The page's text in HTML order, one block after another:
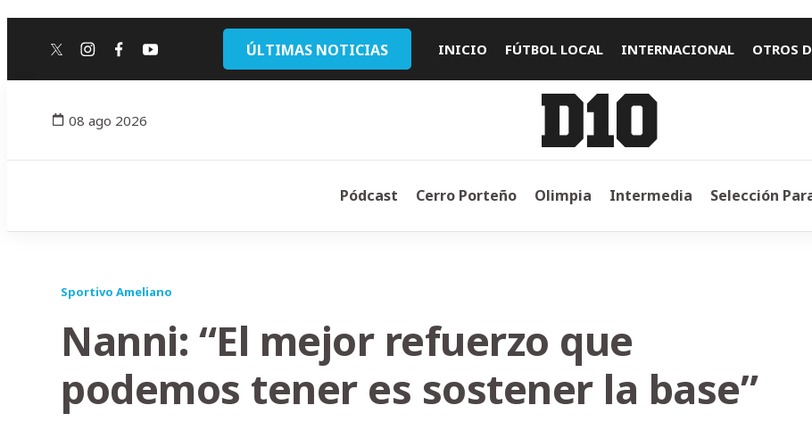
twitterinstagram
facebook
youtube ÚLTIMAS NOTICIAS INICIO FÚTBOL LOCAL INTERNACIONAL OTROS
08 ago 2026
Pódcast Cerro Porteño Olimpia Intermedia Selección
Sportivo Ameliano
Nanni: “El mejor refuerzo que
podemos tener es sostener la base”